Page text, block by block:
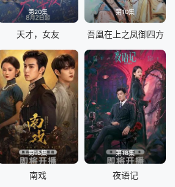
第20集
天才，女友
第10集
吾凰在上之凤御四方
第15集
南戏
第18集
夜语记